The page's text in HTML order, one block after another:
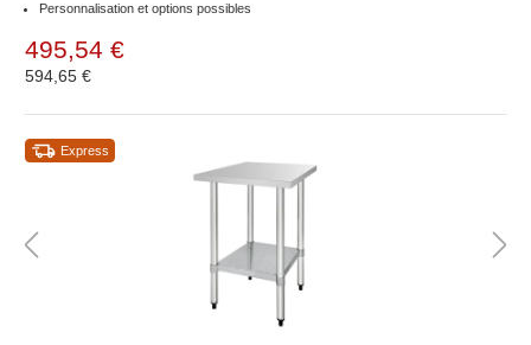
Personnalisation et options possibles
495,54 €
594,65 €
Express